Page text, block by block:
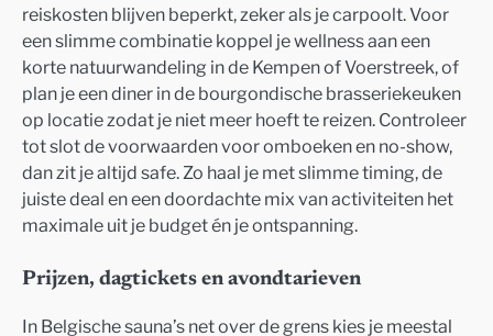
reiskosten blijven beperkt, zeker als je carpoolt. Voor
een slimme combinatie koppel je wellness aan een
korte natuurwandeling in de Kempen of Voerstreek, of
plan je een diner in de bourgondische brasseriekeuken
op locatie zodat je niet meer hoeft te reizen. Controleer
tot slot de voorwaarden voor omboeken en no-show,
dan zit je altijd safe. Zo haal je met slimme timing, de
juiste deal en een doordachte mix van activiteiten het
maximale uit je budget én je ontspanning.
Prijzen, dagtickets en avondtarieven
In Belgische sauna’s net over de grens kies je meestal